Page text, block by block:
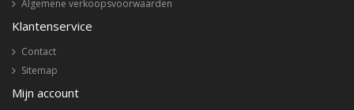
Algemene verkoopsvoorwaarden
Klantenservice
Contact
Sitemap
Mijn account